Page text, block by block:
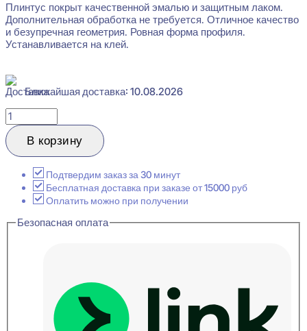
Плинтус покрыт качественной эмалью и защитным лаком.
Дополнительная обработка не требуется. Отличное качество
и безупречная геометрия. Ровная форма профиля.
Устанавливается на клей.
Ближайшая доставка: 10.08.2026
Количество
товара
Ultrawood
Base
Белый
Плинтус
12x80x2000
В корзину
Подтвердим заказ за 30 минут
Бесплатная доставка при заказе от 15000 руб
Оплатить можно при получении
Безопасная оплата